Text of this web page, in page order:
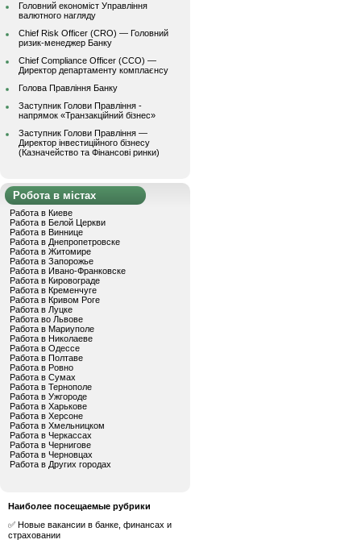
Головний економіст Управління
валютного нагляду
Chief Risk Officer (CRO) — Головний
ризик-менеджер Банку
Chief Compliance Officer (CCO) —
Директор департаменту комплаєнсу
Голова Правління Банку
Заступник Голови Правління -
напрямок «Транзакційний бізнес»
Заступник Голови Правління —
Директор інвестиційного бізнесу
(Казначейство та Фінансові ринки)
Робота в містах
Работа в Киеве
Работа в Белой Церкви
Работа в Виннице
Работа в Днепропетровске
Работа в Житомире
Работа в Запорожье
Работа в Ивано-Франковске
Работа в Кировограде
Работа в Кременчуге
Работа в Кривом Роге
Работа в Луцке
Работа во Львове
Работа в Мариуполе
Работа в Николаеве
Работа в Одессе
Работа в Полтаве
Работа в Ровно
Работа в Сумах
Работа в Тернополе
Работа в Ужгороде
Работа в Харькове
Работа в Херсоне
Работа в Хмельницком
Работа в Черкассах
Работа в Чернигове
Работа в Черновцах
Работа в Других городах
Наиболее посещаемые рубрики
✅ Новые вакансии в банке, финансах и
страховании